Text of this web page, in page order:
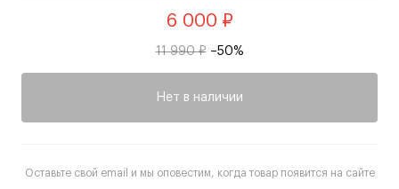
6 000 ₽
11 990 ₽ –50%
Нет в наличии
Оставьте свой email и мы оповестим, когда товар появится на сайте